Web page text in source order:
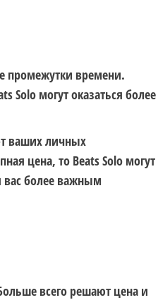
промежутки времени.
Solo могут оказаться более
ваших личных
цена, то Beats Solo могут
вас более важным
всего решают цена и